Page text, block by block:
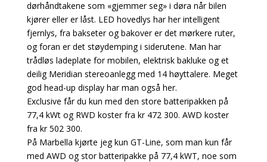
dørhåndtakene som «gjemmer seg» i døra når bilen
kjører eller er låst. LED hovedlys har her intelligent
fjernlys, fra bakseter og bakover er det mørkere ruter,
og foran er det støydemping i siderutene. Man har
trådløs ladeplate for mobilen, elektrisk bakluke og et
deilig Meridian stereoanlegg med 14 høyttalere. Meget
god head-up display har man også her.
Exclusive får du kun med den store batteripakken på
77,4 kWt og RWD koster fra kr 472 300. AWD koster
fra kr 502 300.
På Marbella kjørte jeg kun GT-Line, som man kun får
med AWD og stor batteripakke på 77,4 kWT, noe som